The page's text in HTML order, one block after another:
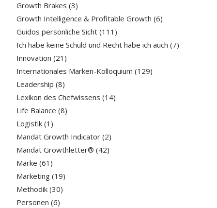
Growth Brakes (3)
Growth Intelligence & Profitable Growth (6)
Guidos persönliche Sicht(111)
Ich habe keine Schuld und Recht habe ich auch (7)
Innovation (21)
Internationales Marken-Kolloquium (129)
Leadership (8)
Lexikon des Chefwissens (14)
Life Balance (8)
Logistik(1)
Mandat Growth Indicator(2)
Mandat Growthletter® (42)
Marke (61)
Marketing(19)
Methodik(30)
Personen (6)